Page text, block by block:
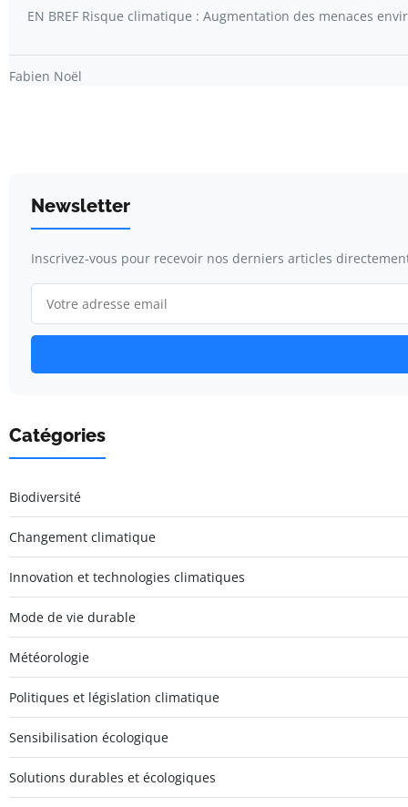
EN BREF Risque climatique : Augmentation des menaces
Fabien Noël
Newsletter
Inscrivez-vous pour recevoir nos derniers articles
Catégories
Biodiversité
Changement climatique
Innovation et technologies climatiques
Mode de vie durable
Météorologie
Politiques et législation climatique
Sensibilisation écologique
Solutions durables et écologiques